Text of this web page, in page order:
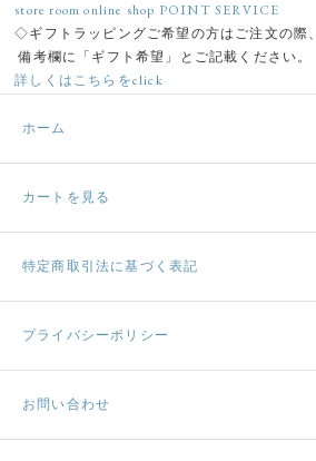
store room online shop POINT SERVICE
◇ギフトラッピングご希望の方はご注文の際、
備考欄に「ギフト希望」とご記載ください。
詳しくはこちらをclick
ホーム
カートを見る
特定商取引法に基づく表記
プライバシーポリシー
お問い合わせ